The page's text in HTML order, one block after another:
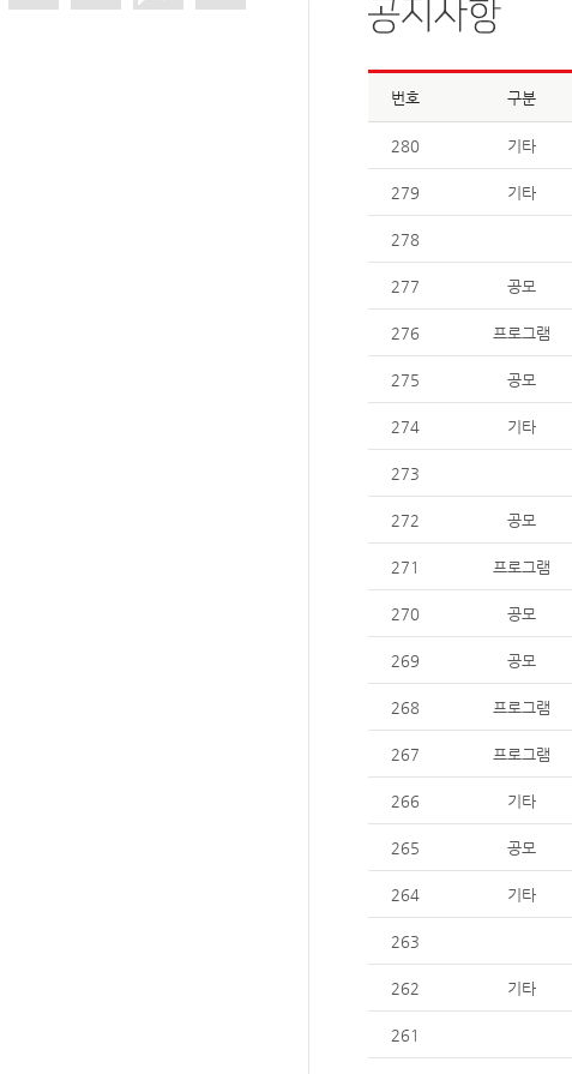
번호 구분
280 기타
279 기타
278
277 공모
276 프로그램
275 공모
274 기타
273
272 공모
271 프로그램
270 공모
269 공모
268 프로그램
267 프로그램
266 기타
265 공모
264 기타
263
262 기타
261